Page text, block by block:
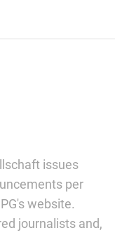
issues
per
website.
journalists and,